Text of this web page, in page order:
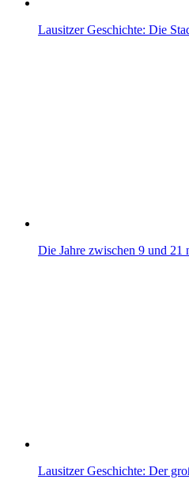
Lausitzer Geschichte: Die
Die Jahre zwischen 9 und
Lausitzer Geschichte: Der